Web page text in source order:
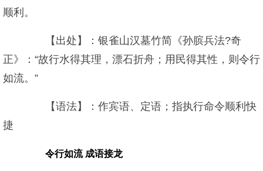
顺利。
【出处】：银雀山汉墓竹简《孙膑兵法?奇
正》：“故行水得其理，漂石折舟；用民得其性，则令行
如流。”
【语法】：作宾语、定语；指执行命令顺利快
捷
令行如流 成语接龙